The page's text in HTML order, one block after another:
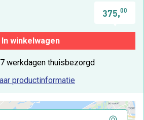
375,00
In winkelwagen
werkdagen thuisbezorgd
productinformatie